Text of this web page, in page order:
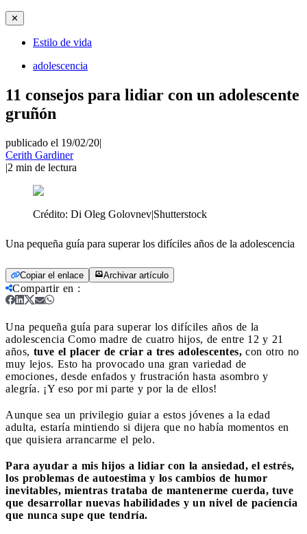
✕
Estilo de vida
adolescencia
11 consejos para lidiar con un adolescente
gruñón
publicado el 19/02/20|
Cerith Gardiner
|2 min de lectura
Crédito: Di Oleg Golovnev|Shutterstock
Una pequeña guía para superar los difíciles años de la adolescencia
Copiar el enlace Archivar artículo
Compartir en :
Una pequeña guía para superar los difíciles años de la
adolescencia Como madre de cuatro hijos, de entre 12 y 21
años, tuve el placer de criar a tres adolescentes, con otro no
muy lejos. Esto ha provocado una gran variedad de
emociones, desde enfados y frustración hasta asombro y
alegría. ¡Y eso por mi parte y por la de ellos!
Aunque sea un privilegio guiar a estos jóvenes a la edad
adulta, estaría mintiendo si dijera que no había momentos en
que quisiera arrancarme el pelo.
Para ayudar a mis hijos a lidiar con la ansiedad, el estrés,
los problemas de autoestima y los cambios de humor
inevitables, mientras trataba de mantenerme cuerda, tuve
que desarrollar nuevas habilidades y un nivel de paciencia
que nunca supe que tendría.